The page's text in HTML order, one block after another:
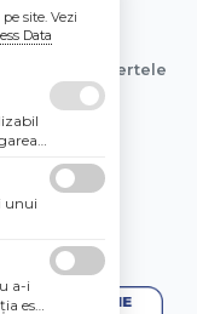
SRL
tva. Ofertele
site. Vezi
Data
unui
a-i
este